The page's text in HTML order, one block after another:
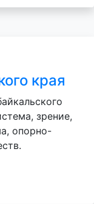
края
зрение,
опорно-